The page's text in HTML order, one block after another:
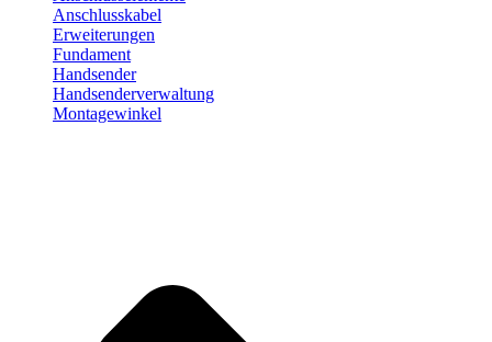
Anschlusskabel
Erweiterungen
Fundament
Handsender
Handsenderverwaltung
Montagewinkel